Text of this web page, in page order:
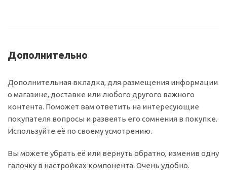
Дополнительно
Дополнительная вкладка, для размещения информации
о магазине, доставке или любого другого важного
контента. Поможет вам ответить на интересующие
покупателя вопросы и развеять его сомнения в покупке.
Используйте её по своему усмотрению.
Вы можете убрать её или вернуть обратно, изменив одну
галочку в настройках компонента. Очень удобно.